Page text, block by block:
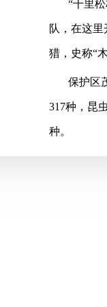
“千里
队，在这
猎，史称“
保护区
317种，昆虫
种。